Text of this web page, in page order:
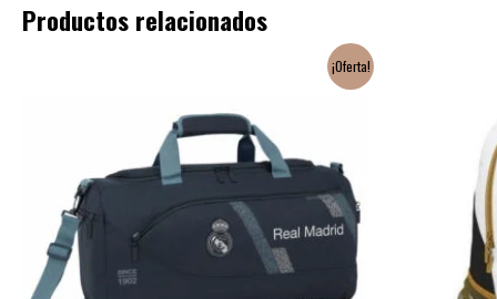
Productos relacionados
¡Oferta!
era:
42,90€.
es:
24,90€.